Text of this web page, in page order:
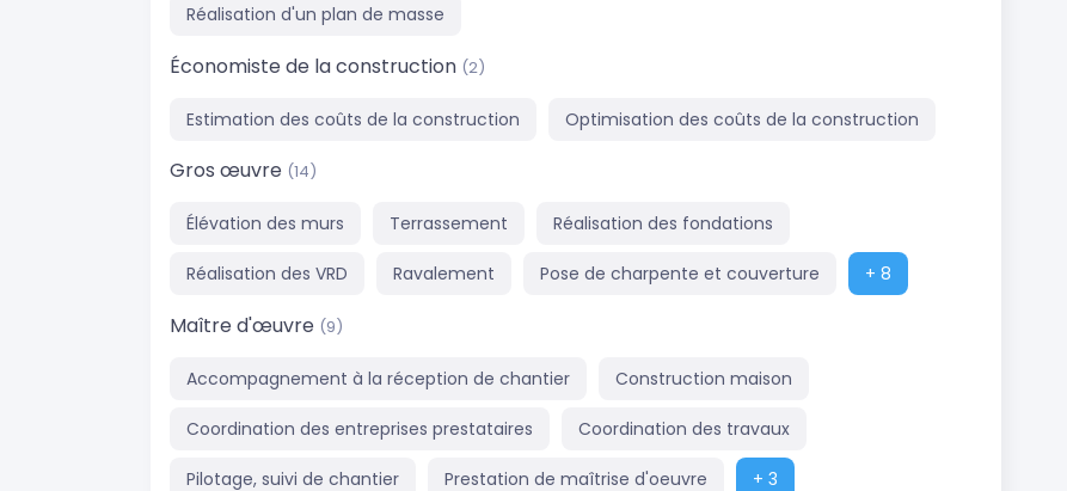
Réalisation d'un plan de masse
Économiste de la construction (2)
Estimation des coûts de la construction Optimisation des coûts de la construction
Gros œuvre (14)
Élévation des murs Terrassement Réalisation des fondations
Réalisation des VRD Ravalement Pose de charpente et couverture + 8
Maître d'œuvre (9)
Accompagnement à la réception de chantier Construction maison
Coordination des entreprises prestataires Coordination des travaux
Pilotage, suivi de chantier Prestation de maîtrise d'oeuvre + 3